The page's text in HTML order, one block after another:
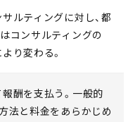
ルティングに対し、都
コンサルティングの
り変わる。
酬を支払う。一般的
法と料金をあらかじめ